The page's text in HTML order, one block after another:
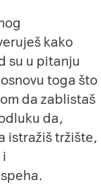
kako
su u pitanju
toga što
da zablistaš
da,
istražiš tržište,
i